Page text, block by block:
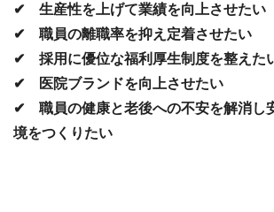
✔ 生産性を上げて業績を向上させたい
✔ 職員の離職率を抑え定着させたい
✔ 採用に優位な福利厚生制度を整えた
✔ 医院ブランドを向上させたい
✔ 職員の健康と老後への不安を解消し
境をつくりたい